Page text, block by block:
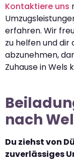
Kontaktiere uns
erfahren. Wir
zu helfen und dir
abzunehmen,
Zuhause in Wels
nach
Du ziehst von
zuverlässiges